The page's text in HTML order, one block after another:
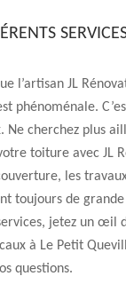
l’artisan JL
phénoménale.
Ne cherchez plus
toiture avec JL
les
toujours de
jetez un œil
à Le Petit
questions.